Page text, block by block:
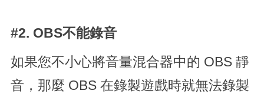
#2. OBS不能錄音
如果您不小心將音量混合器中的 OBS 靜
音，那麼 OBS 在錄製遊戲時就無法錄製